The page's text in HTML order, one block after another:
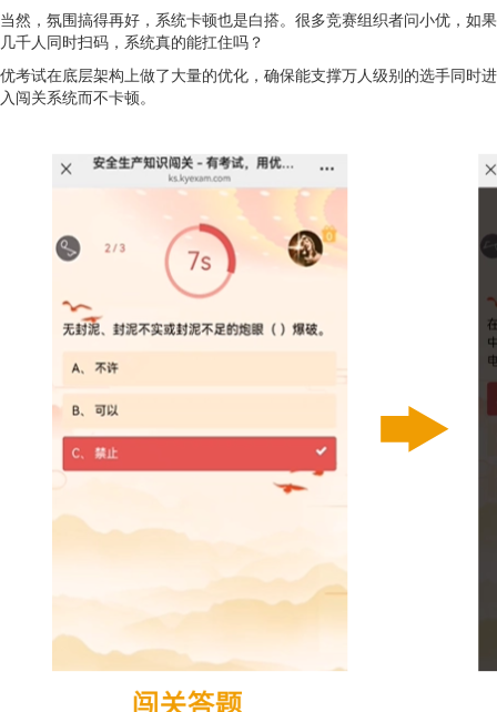
当然，氛围搞得再好，系统卡顿也是白搭。很多竞赛组织者问小优，如果
几千人同时扫码，系统真的能扛住吗？
优考试在底层架构上做了大量的优化，确保能支撑万人级别的选手同时进
入闯关系统而不卡顿。